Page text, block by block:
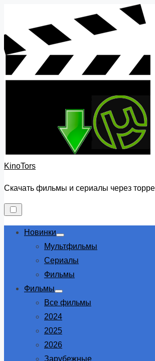
content
KinoTors
Скачать фильмы и сериалы через
Новинки
Show
sub
Мультфильмы
Сериалы
Фильмы
Фильмы
Show
sub
Все фильмы
2024
2025
2026
Зарубежные